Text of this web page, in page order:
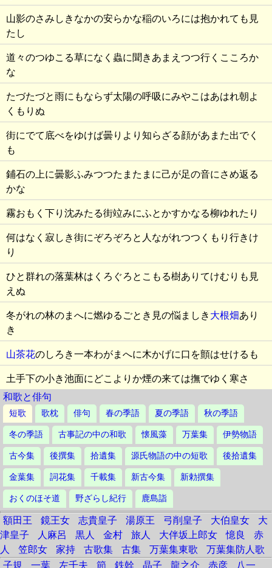
山影のさみしきなかの安らかな稲のいろには抱かれても見
たし
道々のつゆこる草になく蟲に聞きあまえつつ行くこころか
な
たづたづと雨にもならず太陽の呼吸にみやこはあはれ朝よ
くもりぬ
街にでて底べをゆけば曇りより知らざる顔があまた出でく
も
鋪石の上に曇影ふみつつたまたまに己が足の音にさめ返る
かな
霧おもく下り沈みたる街竝みにふとかすかなる柳ゆれたり
何はなく寂しき街にぞろぞろと人ながれつつくもり行きけ
り
ひと群れの落葉林はくろぐろとこもる樹ありてけむりも見
えぬ
冬がれの林のまへに燃ゆるごとき見の悩ましき 大根畑あり
き
山茶花のしろき一本わがまへに木かげに口を顫はせけるも
土手下の小き池面にどこよりか煙の来ては撫でゆく寒さ
和歌と俳句
短歌 歌枕 俳句 春の季語 夏の季語 秋の季語
冬の季語 古事記の中の和歌 懐風藻 万葉集 伊勢物語
古今集 後撰集 拾遺集 源氏物語の中の短歌 後拾遺集
金葉集 詞花集 千載集 新古今集 新勅撰集
おくのほそ道 野ざらし紀行 鹿島詣
額田王 鏡王女 志貴皇子 湯原王 弓削皇子 大伯皇女
大
津皇子
人麻呂 黒人 金村 旅人 大伴坂上郎女 憶良
赤
人
笠郎女 家持 古歌集 古集 万葉集東歌
万葉集防人歌
子規
一葉 左千夫 節 鉄幹 晶子 龍之介 赤彦 八一